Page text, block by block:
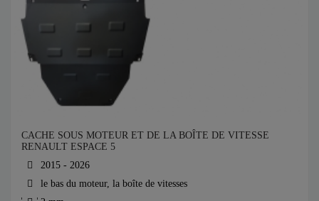
CACHE SOUS MOTEUR ET DE LA BOÎTE DE VITESSE
RENAULT ESPACE 5
2015 - 2026
le bas du moteur, la boîte de vitesses